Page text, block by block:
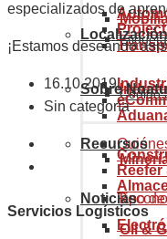
Oil &
Código
Sobre
Recursos
Tipo
Noticias
especializados de
¡Estamos deseando
16.10.2019
Sin categoría
Servicios Logísticos